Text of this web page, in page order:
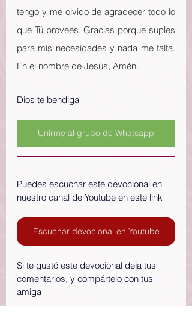
tengo y me olvido de agradecer todo lo
que Tú provees. Gracias porque suples
para mis necesidades y nada me falta.
En el nombre de Jesús, Amén.
Dios te bendiga
Unirme al grupo de Whatsapp
Puedes escuchar este devocional en
nuestro canal de Youtube en este link
Escuchar devocional en Youtube
Si te gustó este devocional deja tus
comentarios, y compártelo con tus
amiga